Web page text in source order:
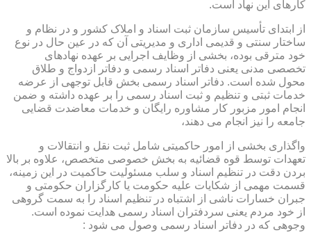
کارهای این نهاد است.
از ابتدای تأسیس سازمان ثبت اسناد و املاک کشور و در نظام و
ساختار سنتی و قدیمی اداری و مدیریتی آن که در عین حال در نوع
خود مترقی بوده، بخشی از وظایف اجرایی بر عهده نهادهای
تخصصی مدنی یعنی دفاتر اسناد رسمی و دفاتر ازدواج و طلاق
محول شده است. دفاتر اسناد رسمی بخش قابل توجهی از عرضه
خدمات ثبتی و تنظیم و ثبت اسناد رسمی را بر عهده داشته و ضمن
انجام امور مزبور کار مشاوره رایگان و خدمات معاضدت قضایی
جامعه را نیز انجام می دهند،
واگذاری بخشی از امور حاکمیتی شامل ثبت نقل و انتقالات و
تعهدات توسط قوه قضائیه به بخش خصوصی متخصص، علاوه بر بالا
بردن دقت در تنظیم اسناد و سلب مسئولیت حاکمیت در این زمینه،
قسمت مهمی از شکایات علیه حکومت یا کارگزاران حکومتی و
جبران خسارات ناشی از اشتباه در تنظیم اسناد را به سمت گروهی
از خود مردم یعنی سردفتران اسناد رسمی هدایت نموده است.
وجوهی که در دفاتر اسناد رسمی وصول می شود :